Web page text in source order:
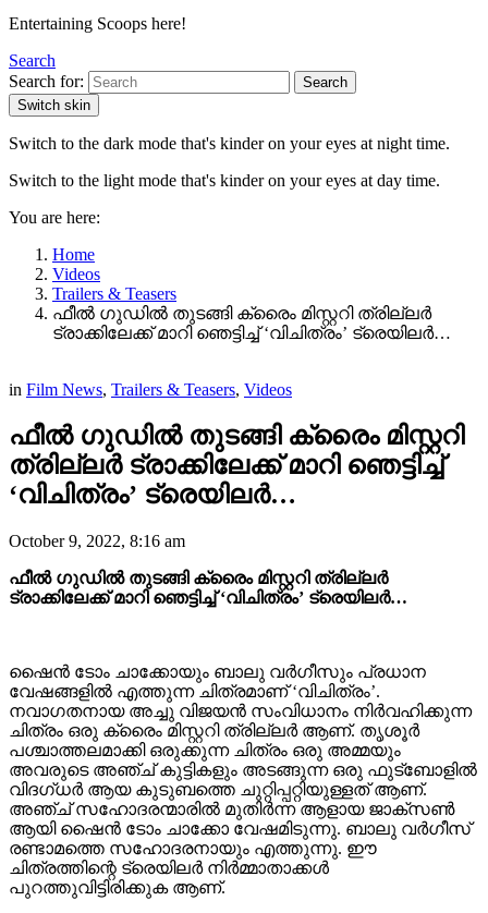
Entertaining Scoops here!
Search
Search for:
Search
Switch skin
Switch to the dark mode that's kinder on your eyes at night time.
Switch to the light mode that's kinder on your eyes at day time.
You are here:
Home
Videos
Trailers & Teasers
ഫീൽ ഗുഡിൽ തുടങ്ങി ക്രൈം മിസ്റ്ററി ത്രില്ലർ
ട്രാക്കിലേക്ക് മാറി ഞെട്ടിച്ച് ‘വിചിത്രം’ ട്രെയിലർ…
in Film News, Trailers & Teasers, Videos
ഫീൽ ഗുഡിൽ തുടങ്ങി ക്രൈം മിസ്റ്ററി
ത്രില്ലർ ട്രാക്കിലേക്ക് മാറി ഞെട്ടിച്ച്
‘വിചിത്രം’ ട്രെയിലർ…
October 9, 2022, 8:16 am
ഫീൽ ഗുഡിൽ തുടങ്ങി ക്രൈം മിസ്റ്ററി ത്രില്ലർ
ട്രാക്കിലേക്ക് മാറി ഞെട്ടിച്ച് ‘വിചിത്രം’ ട്രെയിലർ…
ഷൈൻ ടോം ചാക്കോയും ബാലു വർഗീസും പ്രധാന
വേഷങ്ങളിൽ എത്തുന്ന ചിത്രമാണ് ‘വിചിത്രം’.
നവാഗതനായ അച്ചു വിജയൻ സംവിധാനം നിർവഹിക്കുന്ന
ചിത്രം ഒരു ക്രൈം മിസ്റ്ററി ത്രില്ലർ ആണ്. തൃശൂർ
പശ്ചാത്തലമാക്കി ഒരുക്കുന്ന ചിത്രം ഒരു അമ്മയും
അവരുടെ അഞ്ച് കുട്ടികളും അടങ്ങുന്ന ഒരു ഫുട്ബോളിൽ
വിദഗ്ധർ ആയ കുടുബത്തെ ചുറ്റിപ്പറ്റിയുള്ളത് ആണ്.
അഞ്ച് സഹോദരന്മാരിൽ മുതിർന്ന ആളായ ജാക്സൺ
ആയി ഷൈൻ ടോം ചാക്കോ വേഷമിടുന്നു. ബാലു വർഗീസ്
രണ്ടാമത്തെ സഹോദരനായും എത്തുന്നു. ഈ
ചിത്രത്തിന്റെ ട്രെയിലർ നിർമ്മാതാക്കൾ
പുറത്തുവിട്ടിരിക്കുക ആണ്.